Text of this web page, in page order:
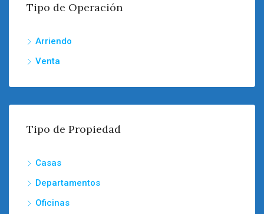
Tipo de Operación
Arriendo
Venta
Tipo de Propiedad
Casas
Departamentos
Oficinas